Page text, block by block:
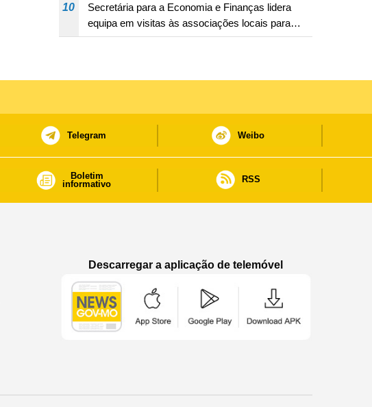
10
Secretária para a Economia e Finanças lidera
equipa em visitas às associações locais para
consolidar consensos e promover os trabalhos
Telegram Weibo
Boletim
informativo
RSS
Descarregar a aplicação de telemóvel